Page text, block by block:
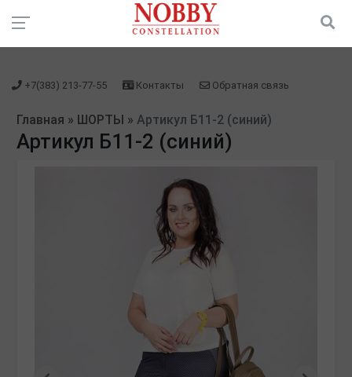
зарегистрироваться" />зарегистрироваться" />
+7(383) 213-77-55 Контакты Обратная связь
Главная » ШОРТЫ » Артикул Б11-2 (синий)
Артикул Б11-2 (синий)